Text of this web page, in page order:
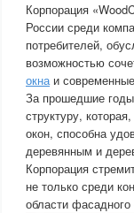
Корпорация
России среди
потребителей,
возможностью
окнаи
За прошедшие
структуру,
окон, способна
деревянным и
Корпорация
не только среди
области фасадного